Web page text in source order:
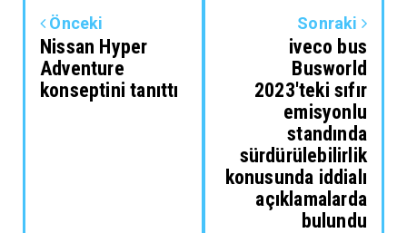
Önceki
Nissan Hyper
Adventure
konseptini tanıttı
Sonraki
iveco bus
Busworld
2023'teki sıfır
emisyonlu
standında
sürdürülebilirlik
konusunda iddialı
açıklamalarda
bulundu